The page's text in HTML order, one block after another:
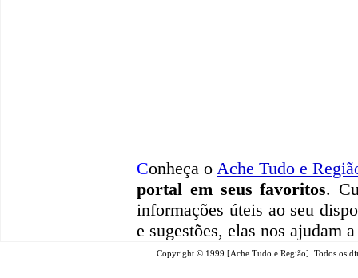
Conheça o Ache Tudo e
portal em seus favoritos.
informações úteis ao seu
e sugestões, elas nos ajudam
Copyright © 1999 [Ache Tudo e Região]. Todos os